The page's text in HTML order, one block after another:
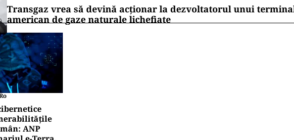
POLITICĂ
județelor: „Nu mai putem funcționa”
POLITICĂ
Alin Tișe atacă frontal conducerea PNL: „România a devenit coșul de
gunoi al investitorilor”
Puterea Financiara
România, țara UE cu cea mai redusă alocare bugetară pe locuitor
pentru cercetare și dezvoltare, în 2025